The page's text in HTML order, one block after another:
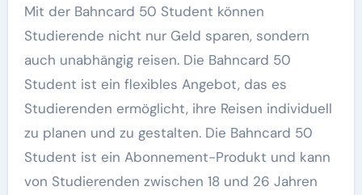
Mit der Bahncard 50 Student können
Studierende nicht nur Geld sparen, sondern
auch unabhängig reisen. Die Bahncard 50
Student ist ein flexibles Angebot, das es
Studierenden ermöglicht, ihre Reisen individuell
zu planen und zu gestalten. Die Bahncard 50
Student ist ein Abonnement-Produkt und kann
von Studierenden zwischen 18 und 26 Jahren